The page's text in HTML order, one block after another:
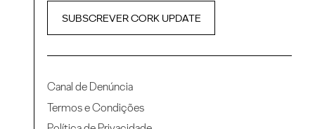
SUBSCREVER CORK UPDATE
Canal de Denúncia
Termos e Condições